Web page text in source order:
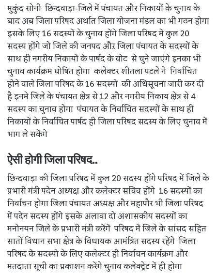
मुकुंद सोनी छिन्दवाड़ा-जिले में पंचायत और निकायों के चुनाव के
बाद अब जिला परिषद अर्थात जिला योजना मंडल का भी गठन होगा
इसके लिए 16 सदस्यों के चुनाव होंगे जिला परिषद में कुल 20
सदस्य होंगे जो जिले की जनपद औऱ जिला पंचायत के सदस्यों के
साथ ही नगरीय निकायों के पार्षद के वोट से चुने जाएंगे इनका भी
चुनाव कार्यक्रम घोषित होगा कलेक्टर शीतला पटले ने निर्वाचित
होने वाले जिला परिषद के 16 सदस्यों की अधिसूचना जारी कर दी
है इनमे जिले के पंचायत क्षेत्र से 12 और नगरीय निकाय क्षेत्र से 4
सदस्य का चुनाव होगा पंचायत के निर्वाचित सदस्यों के साथ ही
निकायों के निर्वाचित पार्षद ही जिला परिषद सदस्य के लिए चुनाव में
भाग ले सकेंगे
ऐसी होगी जिला परिषद..
छिन्दवाड़ा की जिला परिषद में कुल 20 सदस्य होंगे परिषद में जिले के
प्रभारी मंत्री पदेन अध्यक्ष और कलेक्टर सचिव होंगे 16 सदस्यों का
निर्वाचन होगा जिला पंचायत अध्यक्ष और महापौर भी जिला परिषद
में पदेन सदस्य होंगे इसके अलावा दो अशासकीय सदस्यों का
मनोनयन जिले के प्रभारी मंत्री करेंगें परिषद में जिले के सांसद सहित
सातों विधान सभा क्षेत्र के विधायक आमंत्रित सदस्य रहेंगे जिला
परिषद के सदस्यो के लिए कलेक्टर ही निर्वाचन कार्यक्रम और
मतदाता सूची का प्रकाशन करेंगे चुनाव कलेक्ट्रेट में ही होगा